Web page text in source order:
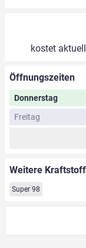
kostet
Öffnungszeiten
Donnerstag
Freitag
Weitere
Super 98